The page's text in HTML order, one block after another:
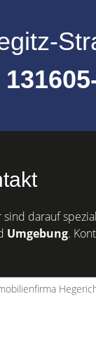
darauf
Umgebung.